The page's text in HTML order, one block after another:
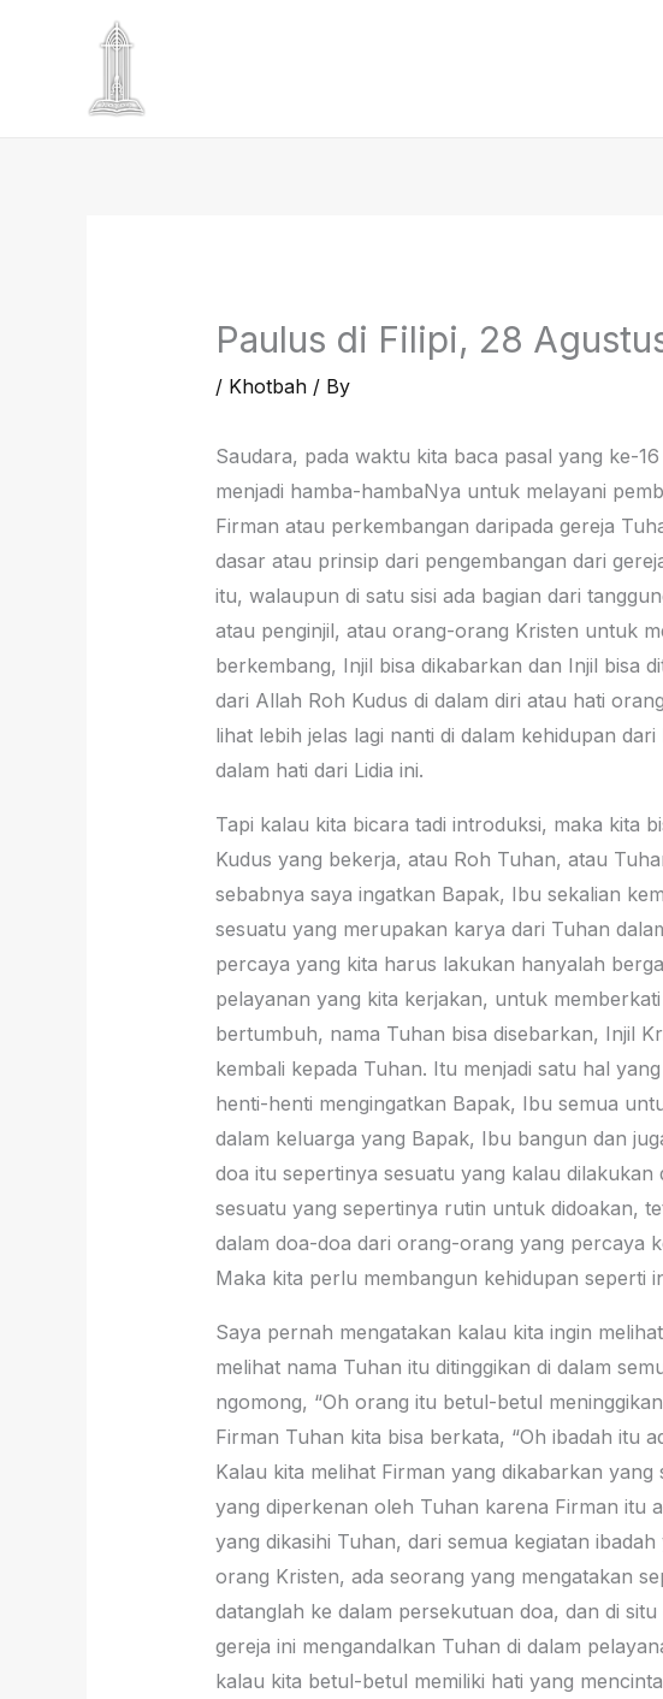
Paulus di Filipi, 28
/ Khotbah/ By
Saudara, pada waktu kita baca pasal yang ke-
menjadi hamba-hambaNya untuk melayani
Firman atau perkembangan daripada gereja
dasar atau prinsip dari pengembangan dari
itu, walaupun di satu sisi ada bagian dari
atau penginjil, atau orang-orang Kristen untuk
berkembang, Injil bisa dikabarkan dan Injil bisa
dari Allah Roh Kudus di dalam diri atau hati
lihat lebih jelas lagi nanti di dalam kehidupan
dalam hati dari Lidia ini.
Tapi kalau kita bicara tadi introduksi, maka kita
Kudus yang bekerja, atau Roh Tuhan, atau
sebabnya saya ingatkan Bapak, Ibu sekalian
sesuatu yang merupakan karya dari Tuhan
percaya yang kita harus lakukan hanyalah
pelayanan yang kita kerjakan, untuk
bertumbuh, nama Tuhan bisa disebarkan, Injil
kembali kepada Tuhan. Itu menjadi satu hal
henti-henti mengingatkan Bapak, Ibu semua
dalam keluarga yang Bapak, Ibu bangun dan
doa itu sepertinya sesuatu yang kalau
sesuatu yang sepertinya rutin untuk didoakan,
dalam doa-doa dari orang-orang yang percaya
Maka kita perlu membangun kehidupan seperti
Saya pernah mengatakan kalau kita ingin
melihat nama Tuhan itu ditinggikan di dalam
ngomong, “Oh orang itu betul-betul
Firman Tuhan kita bisa berkata, “Oh ibadah itu
Kalau kita melihat Firman yang dikabarkan
yang diperkenan oleh Tuhan karena Firman itu
yang dikasihi Tuhan, dari semua kegiatan
orang Kristen, ada seorang yang mengatakan
datanglah ke dalam persekutuan doa, dan di
gereja ini mengandalkan Tuhan di dalam
kalau kita betul-betul memiliki hati yang